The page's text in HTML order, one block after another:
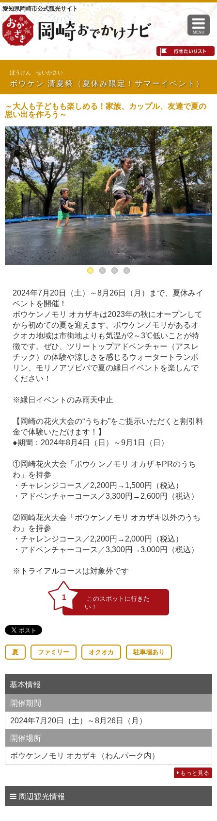
愛知県岡崎市公式観光サイト
MENU
ぼうけん せいかさい
ボウケン 清夏祭（夏休み限定！サマーイベント）
～大人も子どもも楽しめる！家族、カップル、友達で夏の
思い出を作ろう～
2024年7月20日（土）～8月26日（月）まで、夏休みイ
ベントを開催！
ボウケンノモリ オカザキは2023年の秋にオープンして
から初めての夏を迎えます。ボウケンノモリがあるオ
クオカ地域は市街地よりも気温が2～3℃低いことが特
徴です。ぜひ、ツリートップアドベンチャー（アスレ
チック）の体験や涼しさを感じるウォータートランポ
リン、モリノアソビバで夏の縁日イベントを楽しんで
ください！
※縁日イベントのみ雨天中止
【岡崎の花火大会の“うちわ”をご提示いただくと割引料
金で体験いただけます！】
●期間：2024年8月4日（日）～9月1日（日）
①岡崎花火大会「ボウケンノモリ オカザキPRのうち
わ」を持参
・チャレンジコース／2,200円→1,500円（税込）
・アドベンチャーコース／3,300円→2,600円（税込）
②岡崎花火大会「ボウケンノモリ オカザキ以外のうち
わ」を持参
・チャレンジコース／2,200円→2,000円（税込）
・アドベンチャーコース／3,300円→3,000円（税込）
※トライアルコースは対象外です
1
夏 ファミリー オクオカ 駐車場あり
基本情報
開催期間
2024年7月20日（土）～8月26日（月）
開催場所
ボウケンノモリ オカザキ（わんパーク内）
もっと見る
周辺観光情報